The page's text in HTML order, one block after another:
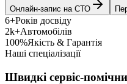
Онлайн-запис на СТО
6+Років досвіду
2k+Автомобілів
100%Якість & Гарантія
Наші спеціалізації
Швидкі сервіс-